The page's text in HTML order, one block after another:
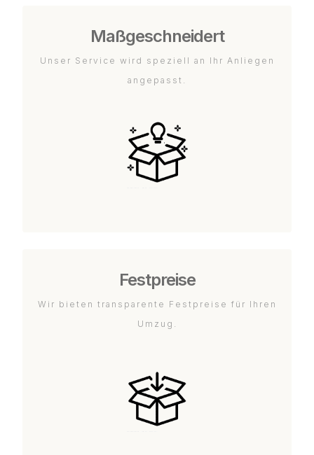
Maßgeschneidert
Unser Service wird speziell an Ihr Anliegen
angepasst.
Festpreise
Wir bieten transparente Festpreise für Ihren
Umzug.